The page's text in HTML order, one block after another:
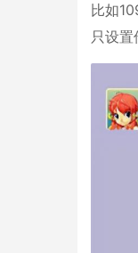
比如
只设置